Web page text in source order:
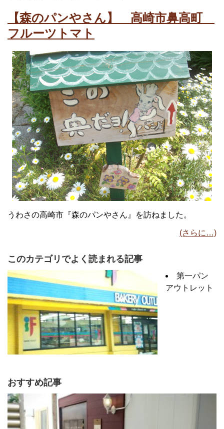
【森のパンやさん】 高崎市鼻高町
フルーツトマト
うわさの高崎市『森のパンやさん』を訪ねました。
(さらに…)
このカテゴリでよく読まれる記事
第一パン
アウトレット
おすすめ記事